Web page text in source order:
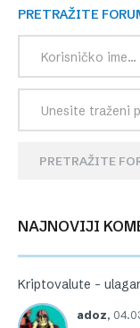
PRETRAŽITE
PRETRAŽITE
NAJNOVIJI
Kriptovalute –
adoz,